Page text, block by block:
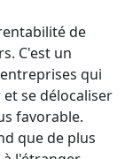
de
C'est un
qui
se délocaliser
favorable.
que de plus